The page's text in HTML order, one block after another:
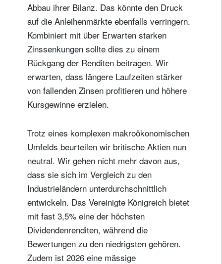
Abbau ihrer Bilanz. Das könnte den Druck
auf die Anleihenmärkte ebenfalls verringern.
Kombiniert mit über Erwarten starken
Zinssenkungen sollte dies zu einem
Rückgang der Renditen beitragen. Wir
erwarten, dass längere Laufzeiten stärker
von fallenden Zinsen profitieren und höhere
Kursgewinne erzielen.
Trotz eines komplexen makroökonomischen
Umfelds beurteilen wir britische Aktien nun
neutral. Wir gehen nicht mehr davon aus,
dass sie sich im Vergleich zu den
Industrieländern unterdurchschnittlich
entwickeln. Das Vereinigte Königreich bietet
mit fast 3,5% eine der höchsten
Dividendenrenditen, während die
Bewertungen zu den niedrigsten gehören.
Zudem ist 2026 eine mässige